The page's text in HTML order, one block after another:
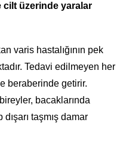
cilt üzerinde yaralar
varis hastalığının pek
Tedavi edilmeyen her
beraberinde getirir.
bacaklarında
dışarı taşmış damar